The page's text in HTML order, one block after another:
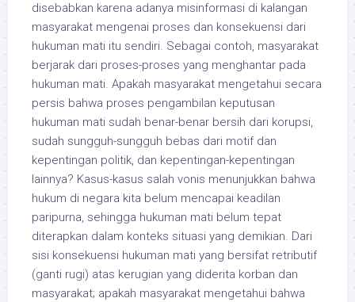
disebabkan karena adanya misinformasi di kalangan
masyarakat mengenai proses dan konsekuensi dari
hukuman mati itu sendiri. Sebagai contoh, masyarakat
berjarak dari proses-proses yang menghantar pada
hukuman mati. Apakah masyarakat mengetahui secara
persis bahwa proses pengambilan keputusan
hukuman mati sudah benar-benar bersih dari korupsi,
sudah sungguh-sungguh bebas dari motif dan
kepentingan politik, dan kepentingan-kepentingan
lainnya? Kasus-kasus salah vonis menunjukkan bahwa
hukum di negara kita belum mencapai keadilan
paripurna, sehingga hukuman mati belum tepat
diterapkan dalam konteks situasi yang demikian. Dari
sisi konsekuensi hukuman mati yang bersifat retributif
(ganti rugi) atas kerugian yang diderita korban dan
masyarakat; apakah masyarakat mengetahui bahwa